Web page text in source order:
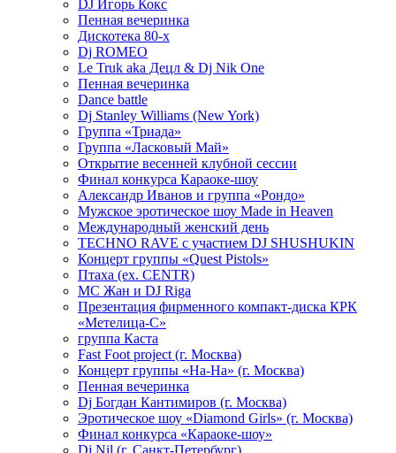
DJ Игорь Кокс
Пенная вечеринка
Дискотека 80-х
Dj ROMEO
Le Truk aka Децл & Dj Nik One
Пенная вечеринка
Dance battle
Dj Stanley Williams (New York)
Группа «Триада»
Группа «Ласковый Май»
Открытие весенней клубной сессии
Финал конкурса Караоке-шоу
Александр Иванов и группа «Рондо»
Мужское эротическое шоу Made in Heaven
Международный женский день
TECHNO RAVE с участием DJ SHUSHUKIN
Концерт группы «Quest Pistols»
Птаха (ex. CENTR)
МС Жан и DJ Riga
Презентация фирменного компакт-диска КРК
«Метелица-С»
группа Каста
Fast Foot project (г. Москва)
Концерт группы «На-На» (г. Москва)
Пенная вечеринка
Dj Богдан Кантимиров (г. Москва)
Эротическое шоу «Diamond Girls» (г. Москва)
Финал конкурса «Караоке-шоу»
Dj Nil (г. Санкт-Петербург)